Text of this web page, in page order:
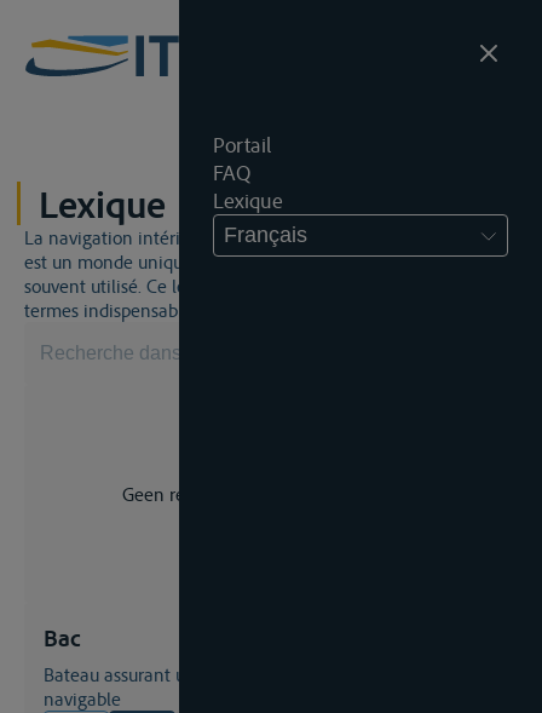
Portail
FAQ
Lexique
Français
Lexique
La navigation intérieure et du droit de la navigation intérieure
est un monde unique. Cela signifie qu'un jargon spécifique est
souvent utilisé. Ce lexique vous aidera à maîtriser certains
termes indispensables.
Geen resultaat voor uw zoekopdracht.
Bac
Bateau assurant un service de traversée de la voie
navigable